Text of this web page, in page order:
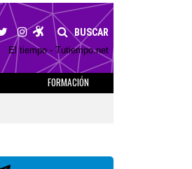
BUSCAR
El tiempo - Tutiempo.net
FORMACIÓN